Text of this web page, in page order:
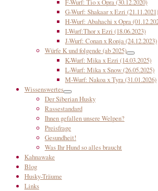
F-Wurf: Tio x Opra (30.12.2020)
G-Wurf: Shakaar x Ezri (21.11.2021)
H-Wurf: Abahachi x Opra
I-Wurf:Thor x Ezri (18.06.2023)
J-Wurf: Conan x Ronja (24.12.2023)
Würfe K und folgende (ab 2025)
K-Wurf: Mika x Ezri (14.03.2025)
L-Wurf: Mika x Snow (26.05.2025)
M-Wurf: Nakoa x Tyra (31.01.2026)
Wissenswertes
Der Siberian Husky
Rassestandard
Ihnen gefallen unsere Welpen?
Preisfrage
Gesundheit!
Was Ihr Hund so alles braucht
Kahnawake
Blog
Husky-Träume
Links